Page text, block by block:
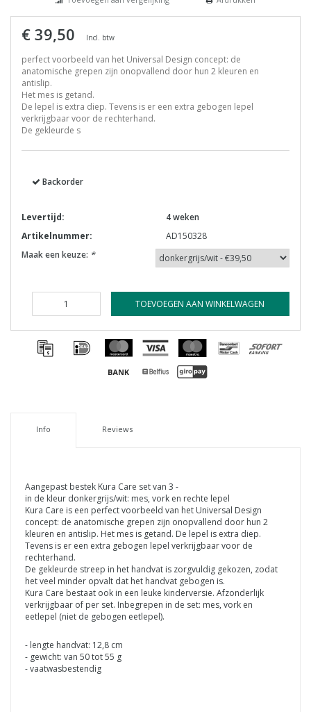
€ 39,50 Incl. btw
perfect voorbeeld van het Universal Design concept: de
anatomische grepen zijn onopvallend door hun 2 kleuren en
antislip.
Het mes is getand.
De lepel is extra diep. Tevens is er een extra gebogen lepel
verkrijgbaar voor de rechterhand.
De gekleurde s
Backorder
Levertijd:
4 weken
Artikelnummer:
AD150328
Maak een keuze: *
TOEVOEGEN AAN WINKELWAGEN
Info Reviews
Aangepast bestek Kura Care set van 3 -
in de kleur donkergrijs/wit: mes, vork en rechte lepel
Kura Care is een perfect voorbeeld van het Universal Design
concept: de anatomische grepen zijn onopvallend door hun 2
kleuren en antislip. Het mes is getand. De lepel is extra diep.
Tevens is er een extra gebogen lepel verkrijgbaar voor de
rechterhand.
De gekleurde streep in het handvat is zorgvuldig gekozen, zodat
het veel minder opvalt dat het handvat gebogen is.
Kura Care bestaat ook in een leuke kinderversie. Afzonderlijk
verkrijgbaar of per set. Inbegrepen in de set: mes, vork en
eetlepel (niet de gebogen eetlepel).
- lengte handvat: 12,8 cm
- gewicht: van 50 tot 55 g
- vaatwasbestendig